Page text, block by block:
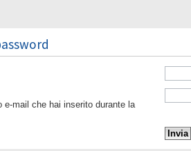
e-mail che hai inserito durante la